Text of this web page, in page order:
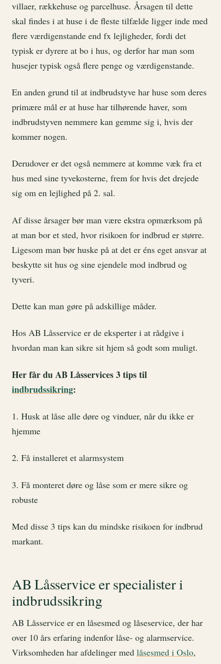
villaer, rækkehuse og parcelhuse. Årsagen til dette
skal findes i at huse i de fleste tilfælde ligger inde med
flere værdigenstande end fx lejligheder, fordi det
typisk er dyrere at bo i hus, og derfor har man som
husejer typisk også flere penge og værdigenstande.
En anden grund til at indbrudstyve har huse som deres
primære mål er at huse har tilhørende haver, som
indbrudstyven nemmere kan gemme sig i, hvis der
kommer nogen.
Derudover er det også nemmere at komme væk fra et
hus med sine tyvekosterne, frem for hvis det drejede
sig om en lejlighed på 2. sal.
Af disse årsager bør man være ekstra opmærksom på
at man bor et sted, hvor risikoen for indbrud er større.
Ligesom man bør huske på at det er éns eget ansvar at
beskytte sit hus og sine ejendele mod indbrud og
tyveri.
Dette kan man gøre på adskillige måder.
Hos AB Låsservice er de eksperter i at rådgive i
hvordan man kan sikre sit hjem så godt som muligt.
Her får du AB Låsservices 3 tips til
indbrudssikring:
1. Husk at låse alle døre og vinduer, når du ikke er
hjemme
2. Få installeret et alarmsystem
3. Få monteret døre og låse som er mere sikre og
robuste
Med disse 3 tips kan du mindske risikoen for indbrud
markant.
AB Låsservice er specialister i
indbrudssikring
AB Låsservice er en låsesmed og låseservice, der har
over 10 års erfaring indenfor låse- og alarmservice.
Virksomheden har afdelinger med låsesmed i Oslo,